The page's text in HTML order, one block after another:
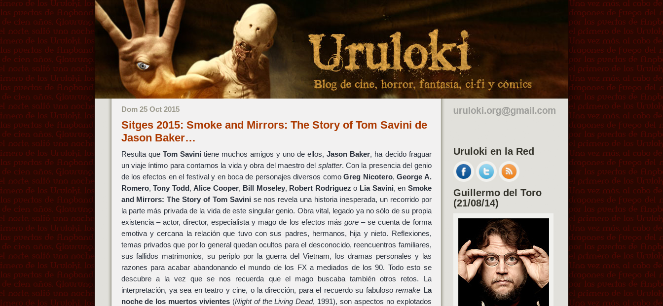
Dom 25 Oct 2015
Sitges 2015: Smoke and Mirrors: The Story of Tom Savini de
Jason Baker…
Resulta que Tom Savini tiene muchos amigos y uno de ellos,Jason Baker, ha decido fraguar
un viaje íntimo para contarnos la vida y obra del maestro del splatter. Con la presencia del genio
de los efectos en el festival y en boca de personajes diversos comoGreg Nicotero,George A.
Romero,Tony Todd,Alice Cooper, Bill Moseley, Robert Rodriguez o Lia Savini, en Smoke
and Mirrors: The Story of Tom Savini se nos revela una historia inesperada, un recorrido por
la parte más privada de la vida de este singular genio. Obra vital, legado ya no sólo de su propia
existencia – actor, director, especialista y mago de los efectos más gore– se cuenta de forma
emotiva y cercana la relación que tuvo con sus padres, hermanos, hija y nieto. Reflexiones,
temas privados que por lo general quedan ocultos para el desconocido, reencuentros familiares,
sus fallidos matrimonios, su periplo por la guerra del Vietnam, los dramas personales y las
razones para acabar abandonando el mundo de los FX a mediados de los 90. Todo esto se
descubre a la vez que se nos recuerda que el mago buscaba también otros retos. La
interpretación, ya sea en teatro y cine, o la dirección, para el recuerdo su fabulosoremake La
noche de los muertos vivientes(Night of the Living Dead, 1991), son aspectos no explotados
Uruloki en la Red
Guillermo del Toro
(21/08/14)